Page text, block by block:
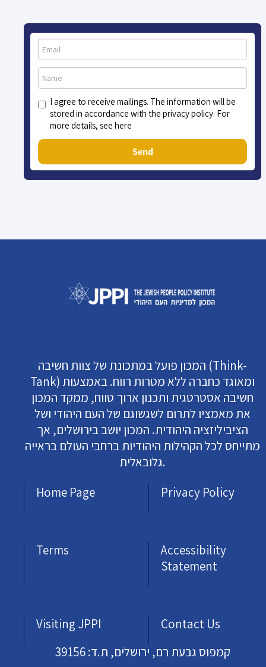
I agree to receive mailings. The information will be
stored in accordance with the privacy policy. For
more details, see here
Send
המכון פועל במתכונת של צוות חשיבה (Think-
Tank) ומאוגד כחברה ללא מטרות רווח. באמצעות
חשיבה אסטרטגית ותכנון ארוך טווח, ממקד המכון
את מאמציו לתרום לשגשוגם של העם היהודי ושל
הציביליזציה היהודית. המכון יושב בירושלים, אך
מתייחס לכל הקהילות היהודיות ברחבי העולם בראייה
גלובאלית.
Home Page
Privacy Policy
Terms
Accessibility
Statement
Visiting JPPI
Contact Us
קמפוס גבעת רם, ירושלים, ת.ד: 39156